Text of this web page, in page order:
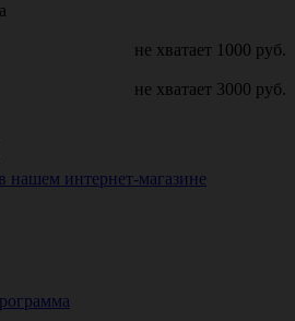
не хватает 1000 руб.
не хватает 3000 руб.
нашем интернет-магазине